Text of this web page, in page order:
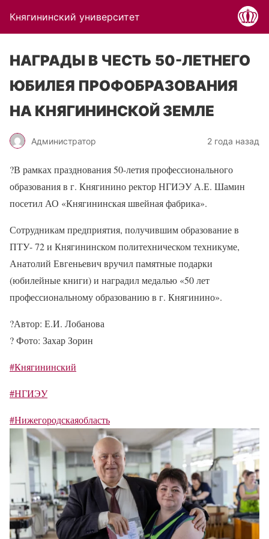
Княгининский университет
НАГРАДЫ В ЧЕСТЬ 50-ЛЕТНЕГО
ЮБИЛЕЯ ПРОФОБРАЗОВАНИЯ
НА КНЯГИНИНСКОЙ ЗЕМЛЕ
Администратор 2 года назад
?В рамках празднования 50-летия профессионального
образования в г. Княгинино ректор НГИЭУ А.Е. Шамин
посетил АО «Княгининская швейная фабрика».
Сотрудникам предприятия, получившим образование в
ПТУ- 72 и Княгининском политехническом техникуме,
Анатолий Евгеньевич вручил памятные подарки
(юбилейные книги) и наградил медалью «50 лет
профессиональному образованию в г. Княгинино».
?️Автор: Е.И. Лобанова
?Фото: Захар Зорин
#Княгининский
#НГИЭУ
#Нижегородскаяобласть